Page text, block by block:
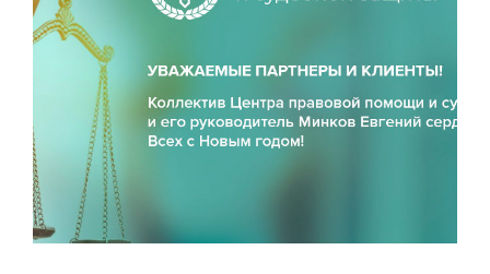
ДЕКАБРЬ
2022